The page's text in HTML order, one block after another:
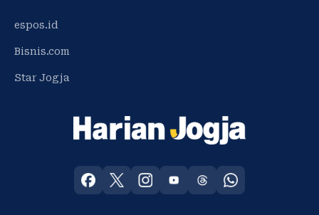
espos.id
Bisnis.com
Star Jogja